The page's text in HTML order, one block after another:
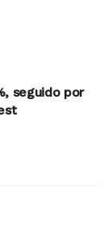
seguido por